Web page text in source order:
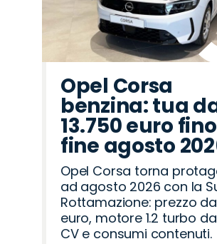
Opel Corsa
benzina: tua
13.750 euro
fine agosto
Opel Corsa torna
ad agosto 2026 con la
Rottamazione: prezzo da
euro, motore 1.2 turbo da
CV e consumi contenuti.